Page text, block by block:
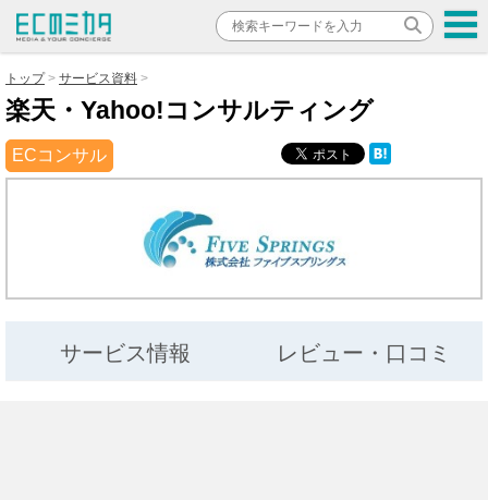
トップ サービス資料
楽天・Yahoo!コンサルティング
ECコンサル
サービス情報 レビュー・口コミ